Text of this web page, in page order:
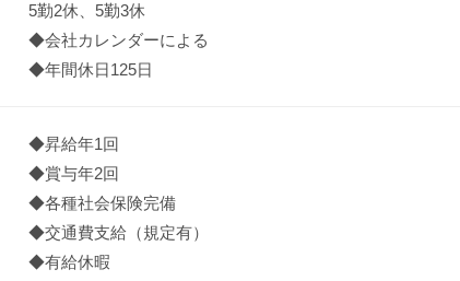
5勤2休、5勤3休
◆会社カレンダーによる
◆年間休日125日
◆昇給年1回
◆賞与年2回
◆各種社会保険完備
◆交通費支給（規定有）
◆有給休暇